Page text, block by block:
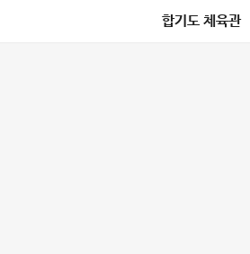
합기도 체육관